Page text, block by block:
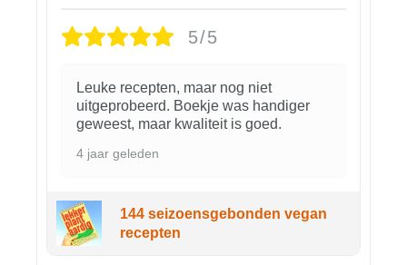
5/5
Leuke recepten, maar nog niet
uitgeprobeerd. Boekje was handiger
geweest, maar kwaliteit is goed.
4 jaar geleden
144 seizoensgebonden vegan
recepten